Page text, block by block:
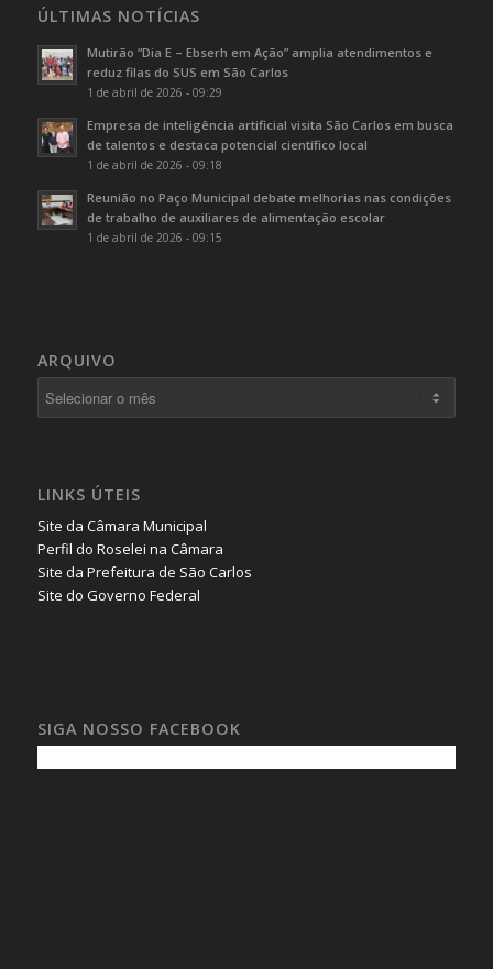
ÚLTIMAS NOTÍCIAS
Mutirão “Dia E – Ebserh em Ação” amplia atendimentos e
reduz filas do SUS em São Carlos
1 de abril de 2026 - 09:29
Empresa de inteligência artificial visita São Carlos em busca
de talentos e destaca potencial científico local
1 de abril de 2026 - 09:18
Reunião no Paço Municipal debate melhorias nas condições
de trabalho de auxiliares de alimentação escolar
1 de abril de 2026 - 09:15
ARQUIVO
LINKS ÚTEIS
Site da Câmara Municipal
Perfil do Roselei na Câmara
Site da Prefeitura de São Carlos
Site do Governo Federal
SIGA NOSSO FACEBOOK